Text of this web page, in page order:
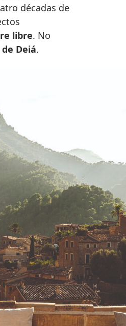
décadas de
libre. No
Deiá.